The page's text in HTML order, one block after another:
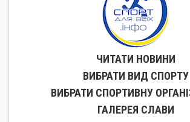
ЧИТАТИ НОВИНИ
ВИБРАТИ ВИД СПОРТУ
ВИБРАТИ СПОРТИВНУ
ГАЛЕРЕЯ СЛАВИ